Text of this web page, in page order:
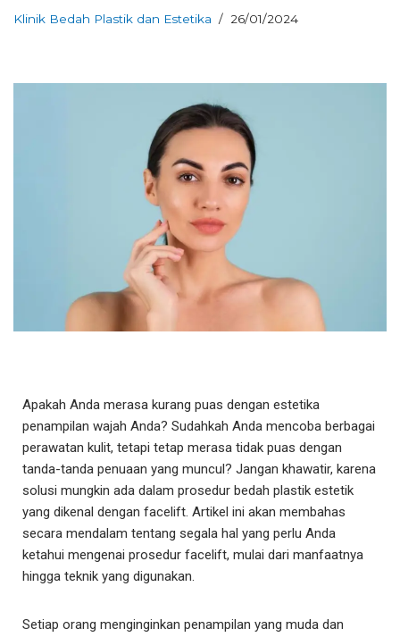
Klinik Bedah Plastik dan Estetika 26/01/2024
Apakah Anda merasa kurang puas dengan estetika
penampilan wajah Anda? Sudahkah Anda mencoba berbagai
perawatan kulit, tetapi tetap merasa tidak puas dengan
tanda-tanda penuaan yang muncul? Jangan khawatir, karena
solusi mungkin ada dalam prosedur bedah plastik estetik
yang dikenal dengan facelift. Artikel ini akan membahas
secara mendalam tentang segala hal yang perlu Anda
ketahui mengenai prosedur facelift, mulai dari manfaatnya
hingga teknik yang digunakan.
Setiap orang menginginkan penampilan yang muda dan